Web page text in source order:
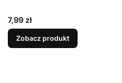
Cena
7,99 zł
Zobacz produkt